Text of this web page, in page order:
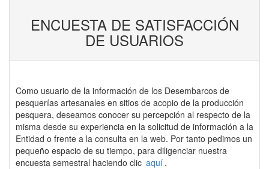
ENCUESTA DE SATISFACCIÓN
DE USUARIOS
Como usuario de la información de los Desembarcos de
pesquerías artesanales en sitios de acopio de la producción
pesquera, deseamos conocer su percepción al respecto de la
misma desde su experiencia en la solicitud de información a la
Entidad o frente a la consulta en la web. Por tanto pedimos un
pequeño espacio de su tiempo, para diligenciar nuestra
encuesta semestral haciendo clic aquí .